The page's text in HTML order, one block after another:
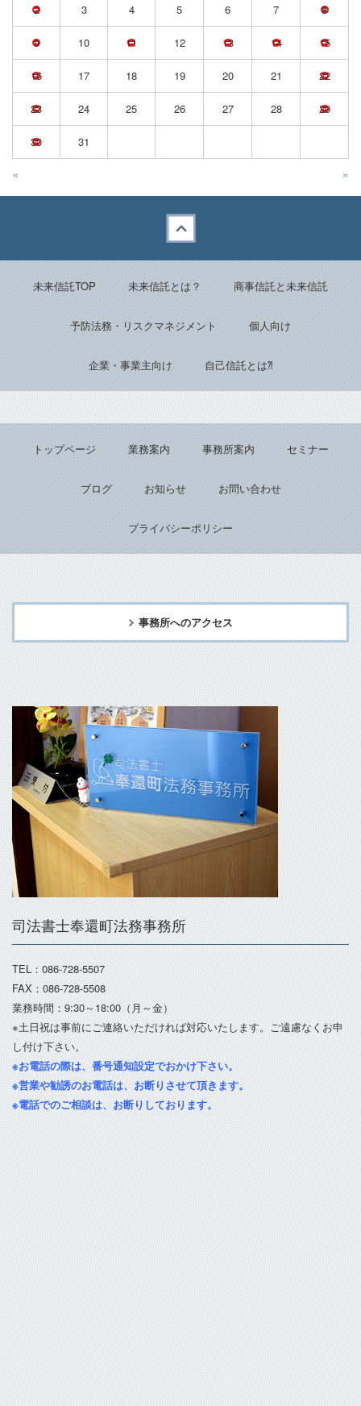
2 3 4 5 6 7 8
9 10 11 12 13 14 15
16 17 18 19 20 21 22
23 24 25 26 27 28 29
30 31
« »
未来信託TOP 未来信託とは？ 商事信託と未来信託
予防法務・リスクマネジメント 個人向け
企業・事業主向け 自己信託とは⁈
トップページ 業務案内 事務所案内 セミナー
ブログ お知らせ お問い合わせ
プライバシーポリシー
事務所へのアクセス
司法書士奉還町法務事務所
TEL：086-728-5507
FAX：086-728-5508
業務時間：9:30～18:00（月～金）
※土日祝は事前にご連絡いただければ対応いたします。ご遠慮なくお申
し付け下さい。
※お電話の際は、番号通知設定でおかけ下さい。
※営業や勧誘のお電話は、お断りさせて頂きます。
※電話でのご相談は、お断りしております。
Back to top